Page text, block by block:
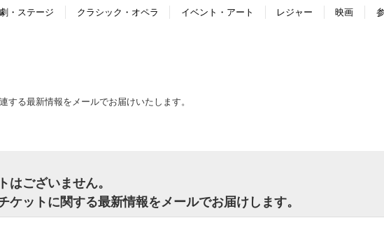
・ステージ クラシック・オペラ イベント・アート レジャー 映画
する最新情報をメールでお届けいたします。
はございません。
ケットに関する最新情報をメールでお届けします。